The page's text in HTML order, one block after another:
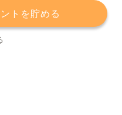
トを貯める
規約
運営会社